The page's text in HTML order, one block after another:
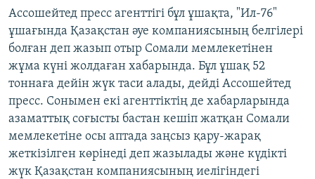
Ассошейтед пресс агенттігі бұл ұшақта, "Ил-76"
ұшағында Қазақстан әуе компаниясының белгілері
болған деп жазып отыр Сомали мемлекетінен
жұма күні жолдаған хабарында. Бұл ұшақ 52
тоннаға дейін жүк таси алады, дейді Ассошейтед
пресс. Сонымен екі агенттіктің де хабарларында
азаматтық соғысты бастан кешіп жатқан Сомали
мемлекетіне осы аптада заңсыз қару-жарақ
жеткізілген көрінеді деп жазылады және күдікті
жүк Қазақстан компаниясының иелігіндегі